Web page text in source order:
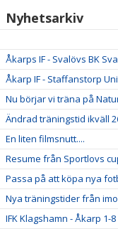
Nyhetsarkiv
Åkarps IF - Svalövs BK
Åkarp IF - Staffanstorp
Nu börjar vi träna på
Ändrad träningstid ikväll
En liten filmsnutt....
Resume från Sportlovs
Passa på att köpa nya
Nya träningstider från
IFK Klagshamn - Åkarp 1-8